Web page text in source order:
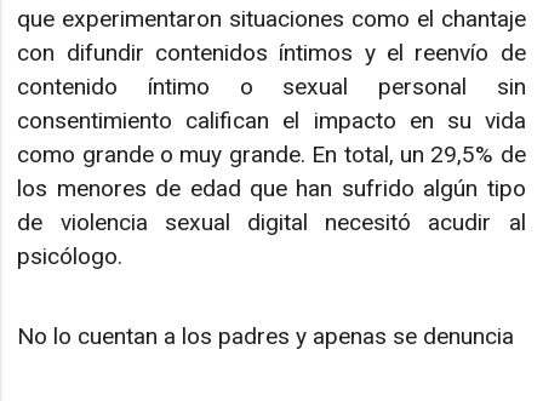
que experimentaron situaciones como el chantaje
con difundir contenidos íntimos y el reenvío de
contenido íntimo o sexual personal sin
consentimiento califican el impacto en su vida
como grande o muy grande. En total, un 29,5% de
los menores de edad que han sufrido algún tipo
de violencia sexual digital necesitó acudir al
psicólogo.
No lo cuentan a los padres y apenas se denuncia